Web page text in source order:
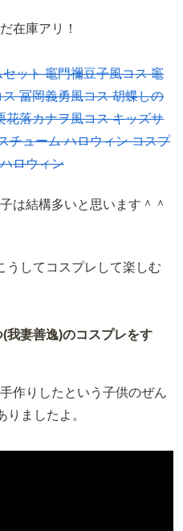
在庫アリ！
ット 竈門禰豆子風コス 竈
冨岡義勇風コス 胡蝶しの
花落カナヲ風コス キッズサ
チューム ハロウィン コスプ
ロウィン
は結構多いと思います＾＾
うしてコスプレして楽しむ
我妻善逸)のコスプレをす
作りしたという子供のぜん
ましたよ。